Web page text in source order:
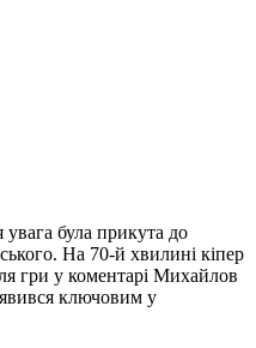
була прикута до
На 70-й хвилині кіпер
гри у коментарі Михайлов
ключовим у